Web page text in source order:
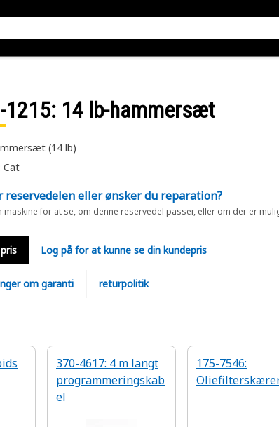
1215: 14 lb-hammersæt
(14 lb)
Cat
reservedelen eller ønsker du reparation?
maskine for at se, om denne reservedel passer, eller om der er
Log på for at kunne se din kundepris
om garanti returpolitik
370-4617: 4 m langt
programmeringskab
el
175-7546: